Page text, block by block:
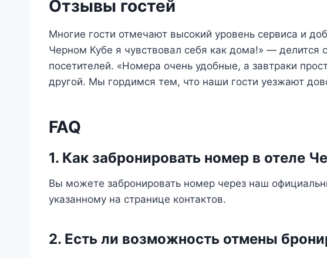
Отзывы гостей
Многие гости отмечают высокий уровень сервиса и
Черном Кубе я чувствовал себя как дома!» — делится
посетителей. «Номера очень удобные, а завтраки
другой. Мы гордимся тем, что наши гости уезжают
FAQ
1. Как забронировать номер в отеле
Вы можете забронировать номер через наш
указанному на странице контактов.
2. Есть ли возможность отмены